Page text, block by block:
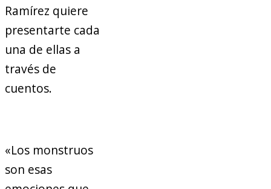
Ramírez quiere
presentarte cada
una de ellas a
través de
cuentos.
«Los monstruos
son esas